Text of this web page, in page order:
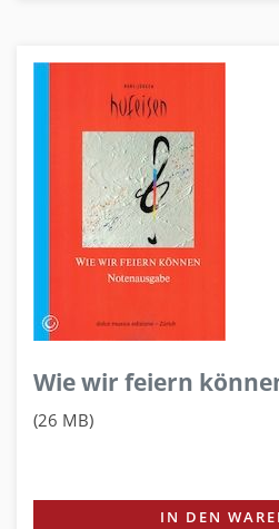
Wie wir feiern
(26 MB)
IN DEN